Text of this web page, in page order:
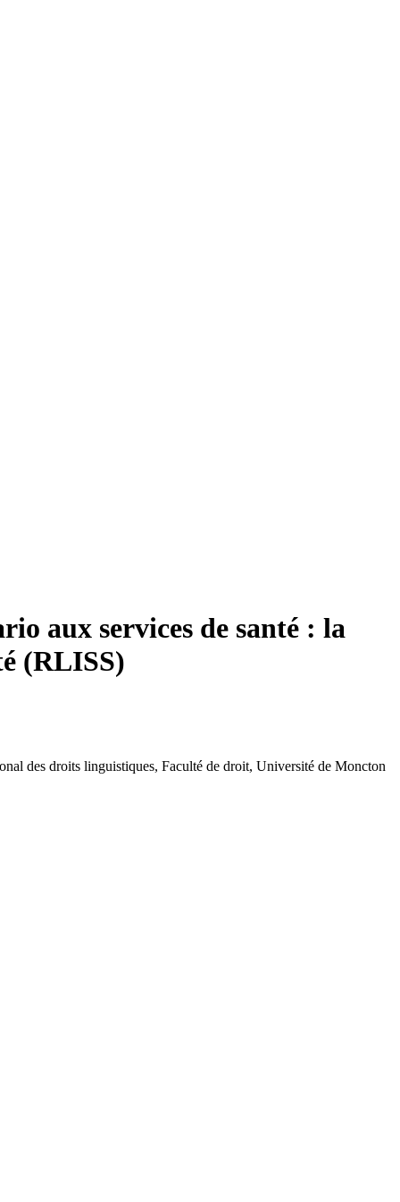
aux services de santé : la
(RLISS)
des droits linguistiques, Faculté de droit, Université de Moncton